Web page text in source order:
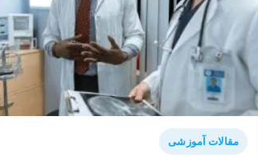
مقالات آموزشی